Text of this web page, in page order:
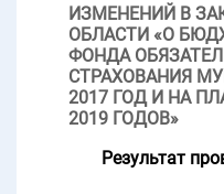
ИЗМЕНЕНИЙ В
ОБЛАСТИ «О
ФОНДА
СТРАХОВАНИЯ
2017 ГОД И НА
2019 ГОДОВ»
Результат